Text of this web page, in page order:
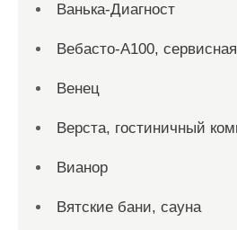
Ванька-Диагност
Вебасто-А100,
Венец
Верста, гостиничный
Вианор
Вятские бани, сауна